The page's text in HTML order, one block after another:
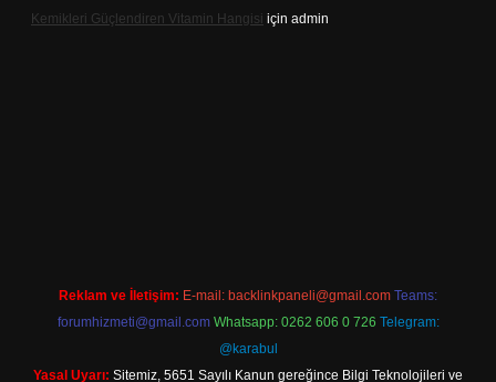
Kemikleri Güçlendiren Vitamin Hangisi için admin
Reklam ve İletişim: E-mail: backlinkpaneli@gmail.com Teams:
forumhizmeti@gmail.com Whatsapp: 0262 606 0 726 Telegram:
@karabul
Yasal Uyarı: Sitemiz, 5651 Sayılı Kanun gereğince Bilgi Teknolojileri ve